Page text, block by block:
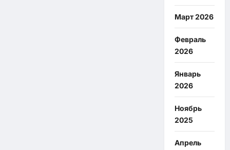
Март 2026
Февраль
2026
Январь
2026
Ноябрь
2025
Апрель